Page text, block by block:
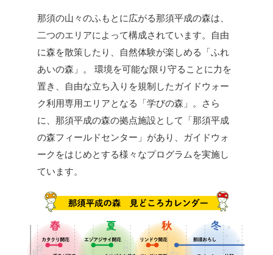
那須の山々のふもとに広がる那須平成の森は、
二つのエリアによって構成されています。自由
に森を散策したり、自然体験が楽しめる「ふれ
あいの森」。 環境を可能な限り守ることに力を
置き、自由な立ち入りを規制したガイドウォー
ク利用専用エリアとなる「学びの森」。さら
に、那須平成の森の拠点施設として「那須平成
の森フィールドセンター」があり、ガイドウォ
ークをはじめとする様々なプログラムを実施し
ています。